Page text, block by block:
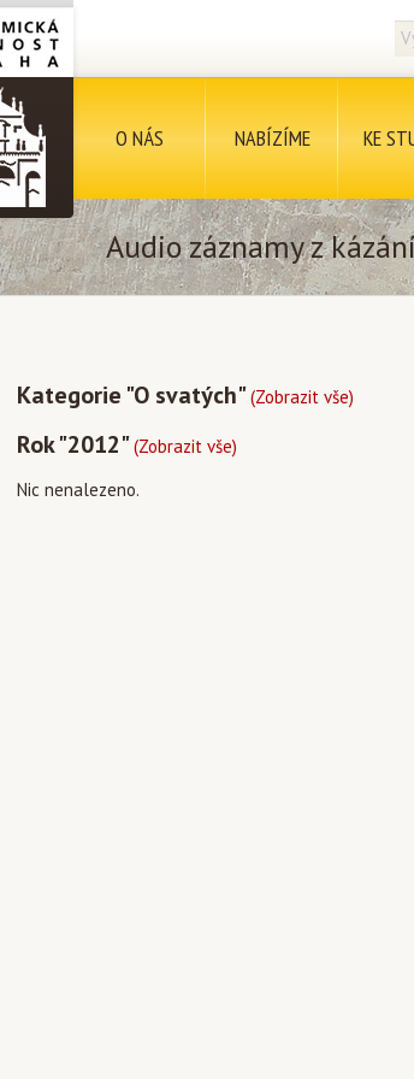
O NÁS NABÍZÍME KE
Audio záznamy z
Kategorie "O svatých"(Zobrazit vše)
Rok "2012"(Zobrazit vše)
Nic nenalezeno.